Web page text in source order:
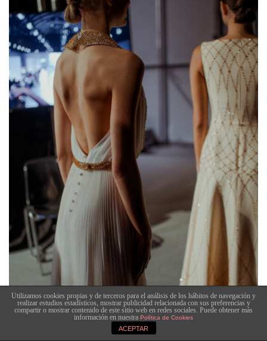
Utilizamos cookies propias y de terceros para el análisis de los hábitos de navegación y
realizar estudios estadísticos, mostrar publicidad relacionada con sus preferencias y
compartir o mostrar contenido de este sitio web en redes sociales. Puede obtener más
información en nuestra Política de Cookies
ACEPTAR